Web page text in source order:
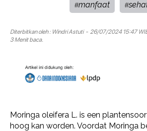
#manfaat #
Diterbitkan oleh : Windri Astuti- 26/07/2024 15:47
3 Menit baca.
Moringa oleifera L. is een
hoog kan worden. Voordat Moringa